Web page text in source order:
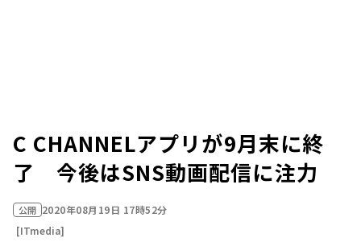
C CHANNELアプリが9月末に終
了 今後はSNS動画配信に注力
公開 2020年08月19日 17時52分
[ITmedia]